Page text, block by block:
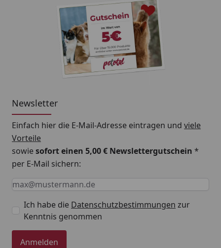
Newsletter
Einfach hier die E-Mail-Adresse eintragen und viele
Vorteile
sowiesofort einen 5,00 € Newslettergutschein *
per E-Mail sichern:
Keine Eingabe erforderlich
Eingabe erforderlich
E-Mail *
Ich habe die Datenschutzbestimmungen zur
Kenntnis genommen
Anmelden